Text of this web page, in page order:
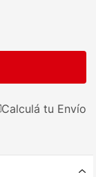
Calculá tu Envío